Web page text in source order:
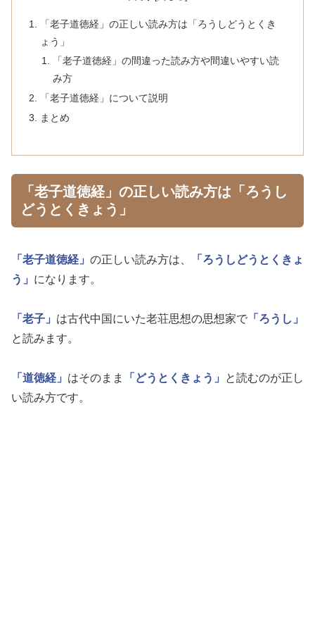
「老子道徳経」の正しい読み方は「ろうしどうとくき
ょう」
「老子道徳経」の間違った読み方や間違いやすい読
み方
「老子道徳経」について説明
まとめ
「老子道徳経」の正しい読み方は「ろうし
どうとくきょう」
「老子道徳経」 の正しい読み方は、
「ろうしどうとくきょ
う」 になります。
「老子」 は古代中国にいた老荘思想の思想家で 「ろうし」
と読みます。
「道徳経」 はそのまま 「どうとくきょう」
と読むのが正し
い読み方です。